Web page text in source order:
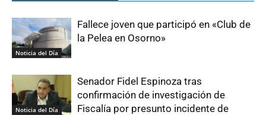
Noticia del Día
Fallece joven que participó en «Club de
la Pelea en Osorno»
Noticia del Día
Senador Fidel Espinoza tras
confirmación de investigación de
Fiscalía por presunto incidente de